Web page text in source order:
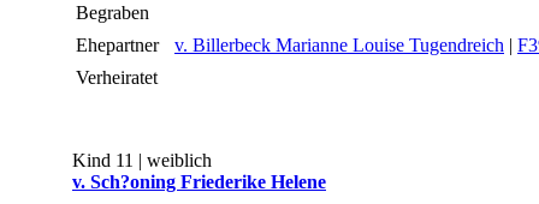
Begraben
Ehepartner
v. Billerbeck Marianne Louise Tugendreich |
Verheiratet
Kind 11 | weiblich
v. Sch?oning Friederike Helene